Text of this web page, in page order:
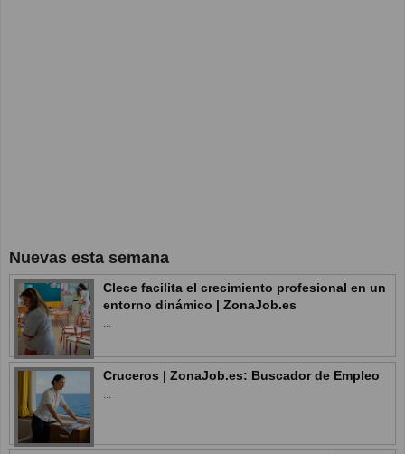
Nuevas esta semana
Clece facilita el crecimiento profesional en un
entorno dinámico | ZonaJob.es
...
Cruceros | ZonaJob.es: Buscador de Empleo
...